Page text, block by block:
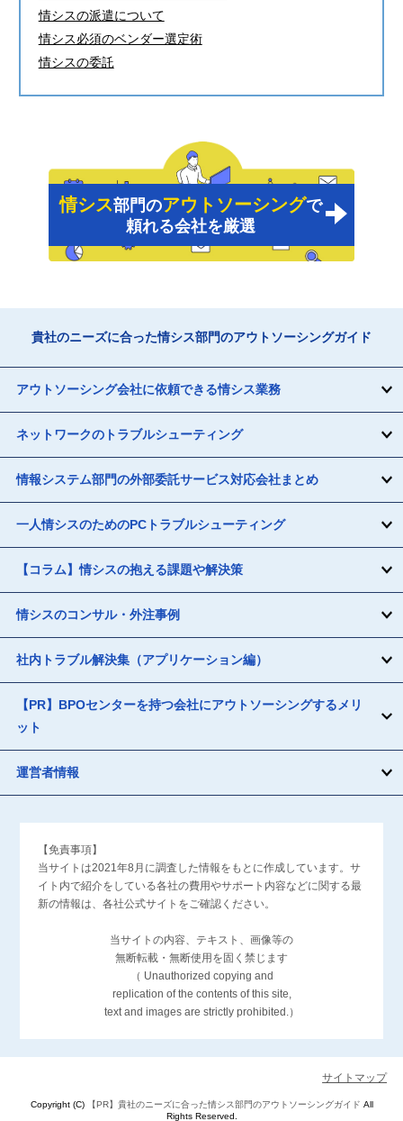
情シスの派遣について
情シス必須のベンダー選定術
情シスの委託
情シス部門のアウトソーシングで
頼れる会社を厳選
貴社のニーズに合った情シス部門のアウトソーシングガイド
アウトソーシング会社に依頼できる情シス業務
ネットワークのトラブルシューティング
情報システム部門の外部委託サービス対応会社まとめ
一人情シスのためのPCトラブルシューティング
【コラム】情シスの抱える課題や解決策
情シスのコンサル・外注事例
社内トラブル解決集（アプリケーション編）
【PR】BPOセンターを持つ会社にアウトソーシングするメリ
ット
運営者情報
【免責事項】
当サイトは2021年8月に調査した情報をもとに作成しています。サ
イト内で紹介をしている各社の費用やサポート内容などに関する最
新の情報は、各社公式サイトをご確認ください。
当サイトの内容、テキスト、画像等の
無断転載・無断使用を固く禁じます
（ Unauthorized copying and
replication of the contents of this site,
text and images are strictly prohibited.）
サイトマップ
Copyright (C) 貴社のニーズに合った情シス部門のアウトソーシングガイド All
Rights Reserved.